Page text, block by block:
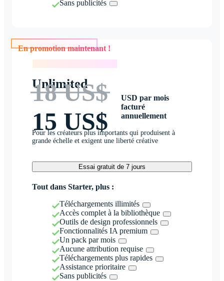
Sans publicités
En promotion maintenant !
Unlimited
18 US$
15 US$
USD par mois
facturé
annuellement
Pour les créateurs plus importants qui produisent à
grande échelle et exigent une liberté créative
Essai gratuit de 7 jours
Tout dans Starter, plus :
Téléchargements illimités
Accès complet à la bibliothèque
Outils de design professionnels
Fonctionnalités IA premium
Un pack par mois
Aucune attribution requise
Téléchargements plus rapides
Assistance prioritaire
Sans publicités